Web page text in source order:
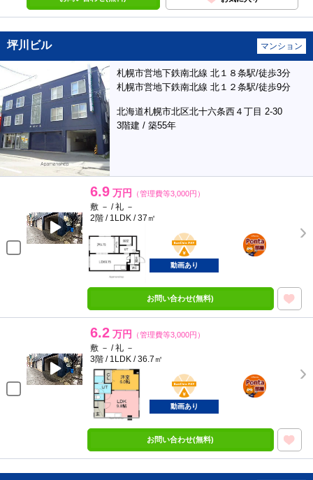
坪川ビル マンション
札幌市営地下鉄南北線 北１８条駅/徒歩3分
札幌市営地下鉄南北線 北１２条駅/徒歩9分
北海道札幌市北区北十六条西４丁目 2-30
3階建 / 築55年
6.9 万円 （管理費等3,000円）
敷 － / 礼 －
2階 / 1LDK / 37㎡
BunChinPAY
ポンタ
部屋
動画あり
お問い合わせ(無料)
6.2 万円 （管理費等3,000円）
敷 － / 礼 －
3階 / 1LDK / 36.7㎡
BunChinPAY
ポンタ
部屋
動画あり
お問い合わせ(無料)